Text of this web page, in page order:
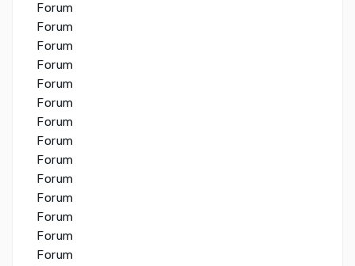
Forum
Forum
Forum
Forum
Forum
Forum
Forum
Forum
Forum
Forum
Forum
Forum
Forum
Forum